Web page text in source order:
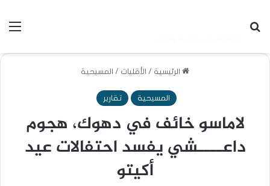
الرئيسية / الأقليات / المسيحية
المسيحية تقارير
لاماسو خائف في دهوك، هجوم
داعــــشي يفسد احتفالات عيد
أكيتو